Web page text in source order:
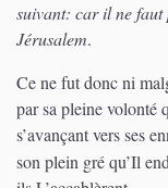
suivant: car il ne faut
Jérusalem.
Ce ne fut donc ni
par sa pleine volonté
s’avançant vers ses
son plein gré qu’Il